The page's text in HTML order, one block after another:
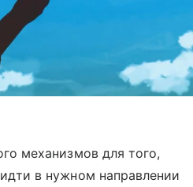
механизмов для того,
в нужном направлении